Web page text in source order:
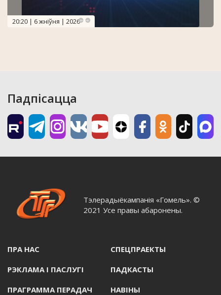
20:20 | 6 жніўня | 2026
Падпісацца
Тэлерадыёкампанія «Гомель». ©
2021 Усе правы абаронены.
ПРА НАС СПЕЦПРАЕКТЫ
РЭКЛАМА I ПАСЛУГI ПАДКАСТЫ
ПРАГРАММА ПЕРАДАЧ НАВIНЫ